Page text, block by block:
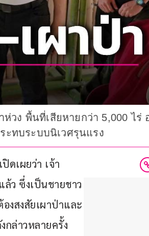
ง พื้นที่เสียหายกว่า 5,000 ไร่
ะทบระบบนิเวศรุนแรง
ดเผยว่า เจ้า
ว ซึ่งเป็นชายชาว
งสงสัยเผาป่าและ
ล่าวหลายครั้ง